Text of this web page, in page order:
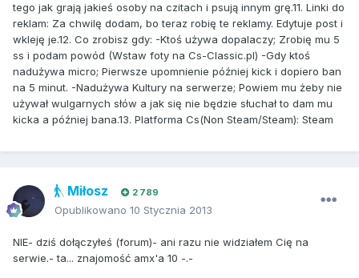
tego jak grają jakieś osoby na czitach i psują innym grę.11. Linki do
reklam: Za chwilę dodam, bo teraz robię te reklamy. Edytuje post i
wkleję je.12. Co zrobisz gdy: -Ktoś używa dopalaczy; Zrobię mu 5
ss i podam powód (Wstaw foty na Cs-Classic.pl) -Gdy ktoś
nadużywa micro; Pierwsze upomnienie później kick i dopiero ban
na 5 minut. -Nadużywa Kultury na serwerze; Powiem mu żeby nie
używał wulgarnych słów a jak się nie będzie słuchał to dam mu
kicka a później bana.13. Platforma Cs(Non Steam/Steam): Steam
Miłosz 2 789
Opublikowano 10 Stycznia 2013
NIE- dziś dołączyłeś (forum)- ani razu nie widziałem Cię na
serwie.- ta... znajomość amx'a 10 -.-